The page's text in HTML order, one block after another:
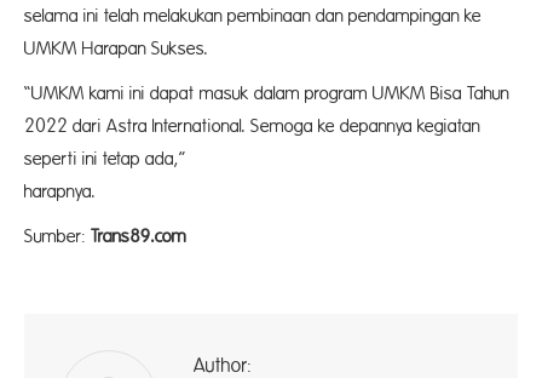
selama ini telah melakukan pembinaan dan pendampingan ke
UMKM Harapan Sukses.
“UMKM kami ini dapat masuk dalam program UMKM Bisa Tahun
2022 dari Astra International. Semoga ke depannya kegiatan
seperti ini tetap ada,”
harapnya.
Sumber: Trans89.com
Author: